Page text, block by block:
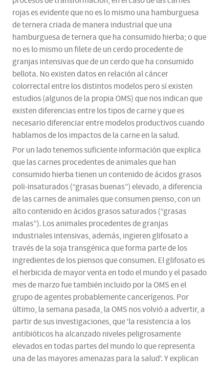
rojas es evidente que no es lo mismo una hamburguesa
de ternera criada de manera industrial que una
hamburguesa de ternera que ha consumido hierba; o que
no es lo mismo un filete de un cerdo procedente de
granjas intensivas que de un cerdo que ha consumido
bellota. No existen datos en relación al cáncer
colorrectal entre los distintos modelos pero sí existen
estudios (algunos de la propia OMS) que nos indican que
existen diferencias entre los tipos de carne y que es
necesario diferenciar entre modelos productivos cuando
hablamos de los impactos de la carne en la salud.
Por un lado tenemos suficiente información que explica
que las carnes procedentes de animales que han
consumido hierba tienen un contenido de ácidos grasos
poli-insaturados (“grasas buenas”) elevado, a diferencia
de las carnes de animales que consumen pienso, con un
alto contenido en ácidos grasos saturados (“grasas
malas”). Los animales procedentes de granjas
industriales intensivas, además, ingieren glifosato a
través de la soja transgénica que forma parte de los
ingredientes de los piensos que consumen. El glifosato es
el herbicida de mayor venta en todo el mundo y el pasado
mes de marzo fue también incluido por la OMS en el
grupo de agentes probablemente cancerígenos. Por
último, la semana pasada, la OMS nos volvió a advertir, a
partir de sus investigaciones, que 'la resistencia a los
antibióticos ha alcanzado niveles peligrosamente
elevados en todas partes del mundo lo que representa
una de las mayores amenazas para la salud'. Y explican